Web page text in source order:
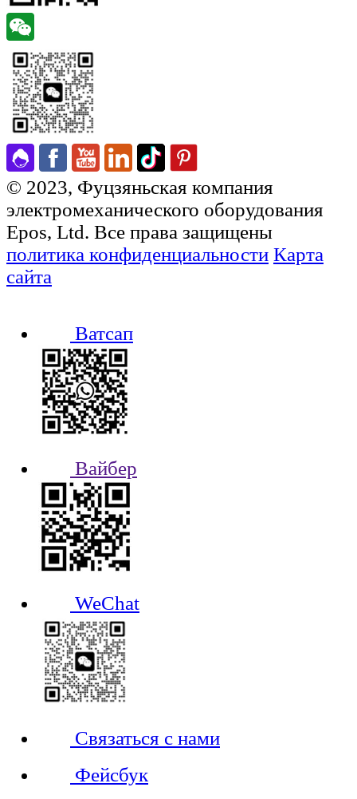
© 2023, Фуцзяньская компания
электромеханического оборудования
Epos, Ltd. Все права защищены
политика конфиденциальности Карта
сайта
Ватсап
Вайбер
WeChat
Связаться с нами
Фейсбук